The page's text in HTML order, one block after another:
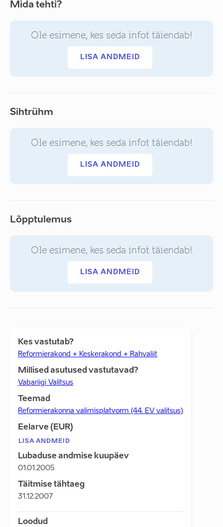
Mida tehti?
Ole esimene, kes seda infot täiendab!
LISA ANDMEID
Sihtrühm
Ole esimene, kes seda infot täiendab!
LISA ANDMEID
Lõpptulemus
Ole esimene, kes seda infot täiendab!
LISA ANDMEID
Kes vastutab?
Reformierakond + Keskerakond + Rahvaliit
Millised asutused vastutavad?
Vabariigi Valitsus
Teemad
Reformierakonna valimisplatvorm (44. EV valitsus)
Eelarve (EUR)
LISA ANDMEID
Lubaduse andmise kuupäev
01.01.2005
Täitmise tähtaeg
31.12.2007
Loodud